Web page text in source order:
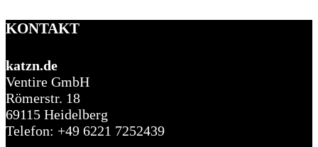
KONTAKT
katzn.de
Ventire GmbH
Römerstr. 18
69115 Heidelberg
Telefon: +49 6221 7252439